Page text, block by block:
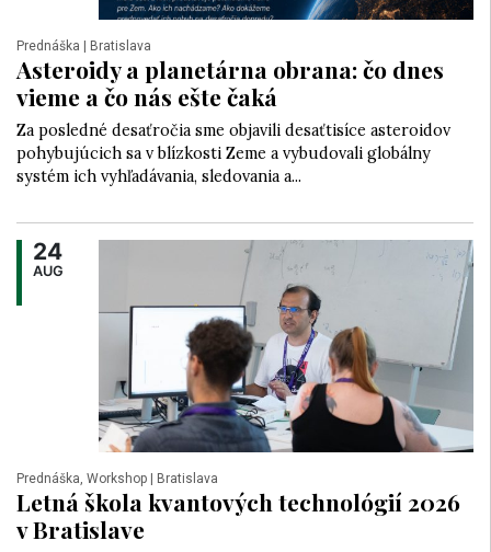
Prednáška | Bratislava
Asteroidy a planetárna obrana: čo dnes
vieme a čo nás ešte čaká
Za posledné desaťročia sme objavili desaťtisíce asteroidov
pohybujúcich sa v blízkosti Zeme a vybudovali globálny
systém ich vyhľadávania, sledovania a...
24
AUG
Prednáška, Workshop | Bratislava
Letná škola kvantových technológií 2026
v Bratislave